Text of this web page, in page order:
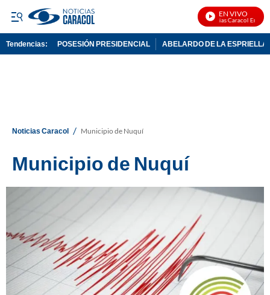
EN VIVO
Noticias Caracol En Vivo
Tendencias: POSESIÓN PRESIDENCIAL ABELARDO DE LA ESPRIELLA
Noticias Caracol / Municipio de Nuquí
Municipio de Nuquí